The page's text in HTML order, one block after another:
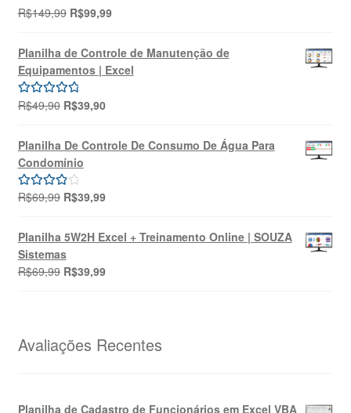
Avaliação
R$149,99 O
original
era:
R$149,99.
R$99,99O
atual
é:
R$99,99.
Planilha de Controle de Manutenção de
Equipamentos | Excel
Avaliação
R$49,90 O
original
era:
R$49,90.
R$39,90O
atual
é:
Planilha De Controle De Consumo De Água Para
Condomínio
Avaliação
R$69,99 O
original
era:
R$69,99.
R$39,99O
atual
é:
R$39,99.
Planilha 5W2H Excel + Treinamento Online | SOUZA
Sistemas
R$69,99 O
R$69,99.
R$39,99O
R$39,99.
Avaliações Recentes
Planilha de Cadastro de Funcionários em Excel VBA